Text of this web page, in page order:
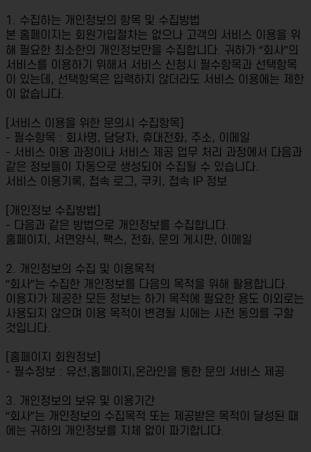
1. 수집하는 개인정보의 항목 및 수집방법
본 홈페이지는 회원가입절차는 없으나 고객의 서비스 이용을 위
해 필요한 최소한의 개인정보만을 수집합니다. 귀하가 “회사”의
서비스를 이용하기 위해서 서비스 신청시 필수항목과 선택항목
이 있는데, 선택항목은 입력하지 않더라도 서비스 이용에는 제한
이 없습니다.
[서비스 이용을 위한 문의시 수집항목]
- 필수항목 : 회사명, 담당자, 휴대전화, 주소, 이메일
- 서비스 이용 과정이나 서비스 제공 업무 처리 과정에서 다음과
같은 정보들이 자동으로 생성되어 수집될 수 있습니다.
서비스 이용기록, 접속 로그, 쿠키, 접속 IP 정보
[개인정보 수집방법]
- 다음과 같은 방법으로 개인정보를 수집합니다.
홈페이지, 서면양식, 팩스, 전화, 문의 게시판, 이메일
2. 개인정보의 수집 및 이용목적
“회사”는 수집한 개인정보를 다음의 목적을 위해 활용합니다.
이용자가 제공한 모든 정보는 하기 목적에 필요한 용도 이외로는
사용되지 않으며 이용 목적이 변경될 시에는 사전 동의를 구할
것입니다.
[홈페이지 회원정보]
- 필수정보 : 유선,홈페이지,온라인을 통한 문의 서비스 제공
3. 개인정보의 보유 및 이용기간
“회사”는 개인정보의 수집목적 또는 제공받은 목적이 달성된 때
에는 귀하의 개인정보를 지체 없이 파기합니다.